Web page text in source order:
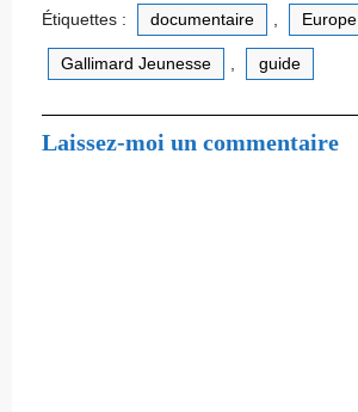
Étiquettes : documentaire Europe
Gallimard Jeunesse guide
Laissez-moi un commentaire